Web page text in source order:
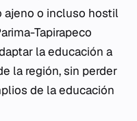
ajeno o incluso hostil
Tapirapeco
la educación a
la región, sin perder
de la educación